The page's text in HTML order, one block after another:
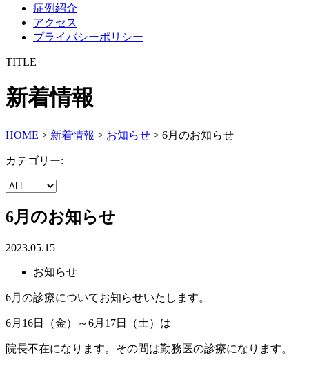
症例紹介
アクセス
プライバシーポリシー
TITLE
新着情報
HOME > 新着情報 > お知らせ > 6月のお知らせ
カテゴリー:
6月のお知らせ
2023.05.15
お知らせ
6月の診療についてお知らせいたします。
6月16日（金）～6月17日（土）は
院長不在になります。その間は勤務医の診療になります。